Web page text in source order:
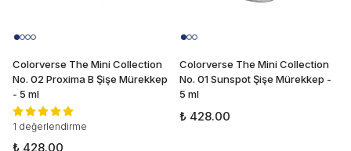
Colorverse The Mini Collection
No. 02 Proxima B Şişe Mürekkep
- 5 ml
1 değerlendirme
₺ 428.00
Colorverse The Mini Collection
No. 01 Sunspot Şişe Mürekkep -
5 ml
₺ 428.00